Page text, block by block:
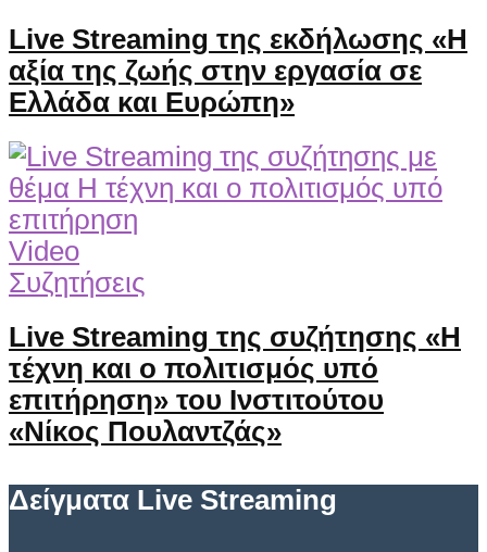
Live Streaming της εκδήλωσης «Η
αξία της ζωής στην εργασία σε
Ελλάδα και Ευρώπη»
Video
Συζητήσεις
Live Streaming της συζήτησης «Η
τέχνη και ο πολιτισμός υπό
επιτήρηση» του Ινστιτούτου
«Νίκος Πουλαντζάς»
Δείγματα Live Streaming